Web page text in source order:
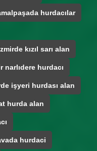
hurdacılar
kızıl sarı alan
narlıdere hurdacı
işyeri hurdası alan
hurda alan
hurdaci